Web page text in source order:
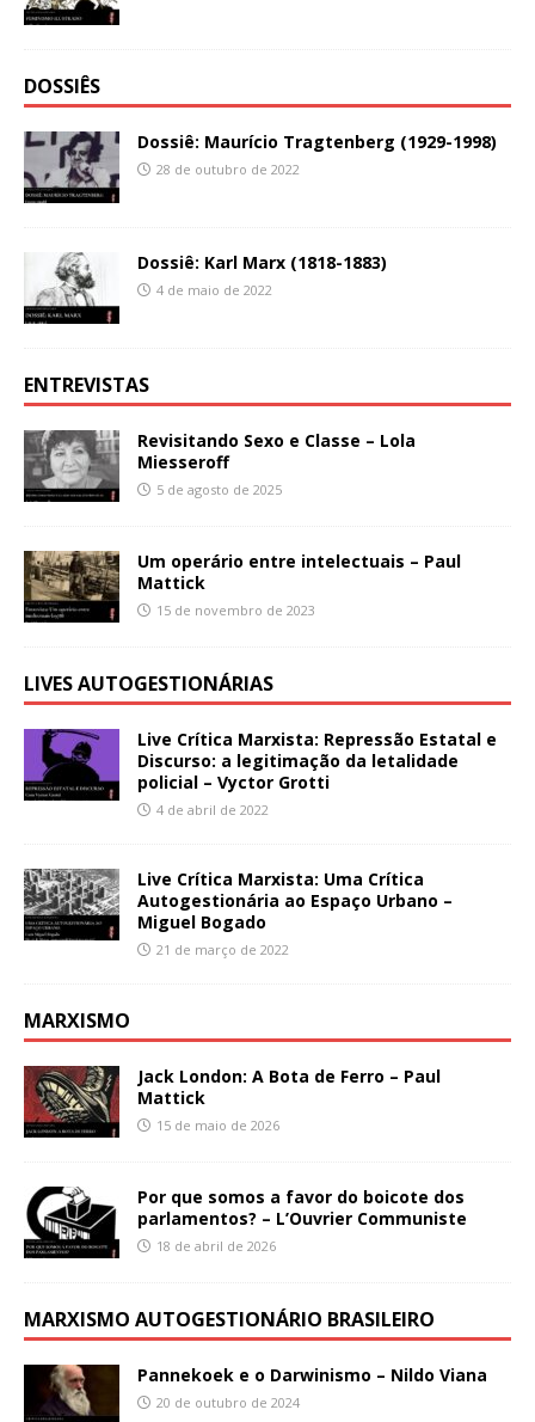
DOSSIÊS
Dossiê: Maurício Tragtenberg (1929-1998)
28 de outubro de 2022
Dossiê: Karl Marx (1818-1883)
4 de maio de 2022
ENTREVISTAS
Revisitando Sexo e Classe – Lola
Miesseroff
5 de agosto de 2025
Um operário entre intelectuais – Paul
Mattick
15 de novembro de 2023
LIVES AUTOGESTIONÁRIAS
Live Crítica Marxista: Repressão Estatal e
Discurso: a legitimação da letalidade
policial – Vyctor Grotti
4 de abril de 2022
Live Crítica Marxista: Uma Crítica
Autogestionária ao Espaço Urbano –
Miguel Bogado
21 de março de 2022
MARXISMO
Jack London: A Bota de Ferro – Paul
Mattick
15 de maio de 2026
Por que somos a favor do boicote dos
parlamentos? – L’Ouvrier Communiste
18 de abril de 2026
MARXISMO AUTOGESTIONÁRIO BRASILEIRO
Pannekoek e o Darwinismo – Nildo Viana
20 de outubro de 2024